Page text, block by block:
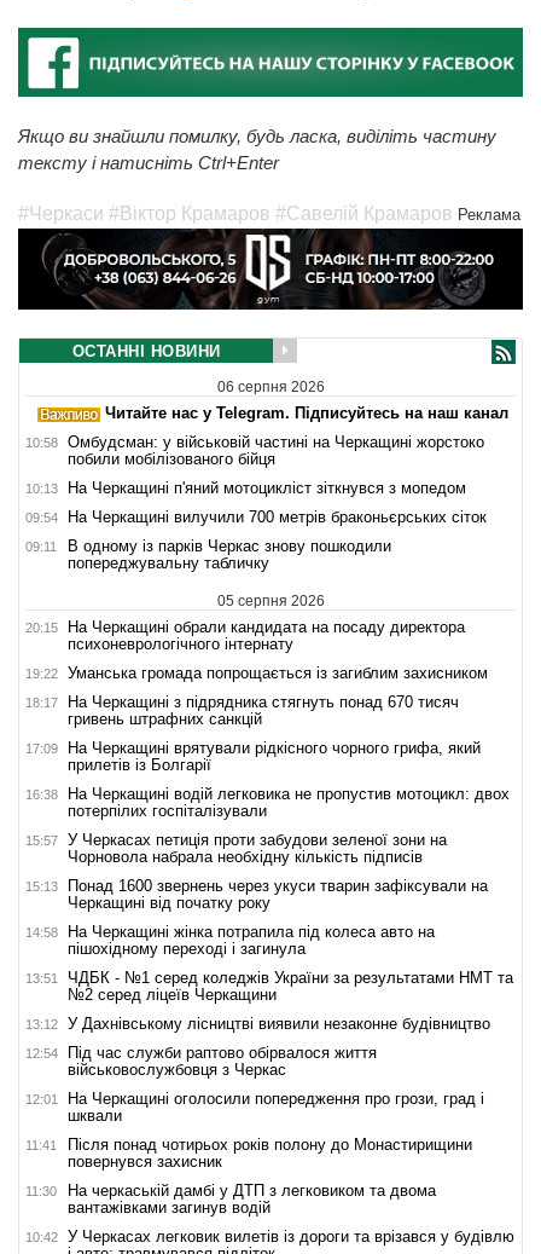
Якщо ви знайшли помилку, будь ласка, виділіть частину
тексту і натисніть Ctrl+Enter
#Черкаси #Віктор Крамаров #Савелій Крамаров Реклама
ОСТАННІ НОВИНИ
06 серпня 2026
Читайте нас у Telegram. Підписуйтесь на наш канал
10:58
Омбудсман: у військовій частині на Черкащині жорстоко
побили мобілізованого бійця
10:13 На Черкащині п'яний мотоцикліст зіткнувся з мопедом
09:54 На Черкащині вилучили 700 метрів браконьєрських сіток
09:11
В одному із парків Черкас знову пошкодили
попереджувальну табличку
05 серпня 2026
20:15
На Черкащині обрали кандидата на посаду директора
психоневрологічного інтернату
19:22 Уманська громада попрощається із загиблим захисником
18:17
На Черкащині з підрядника стягнуть понад 670 тисяч
гривень штрафних санкцій
17:09
На Черкащині врятували рідкісного чорного грифа, який
прилетів із Болгарії
16:38
На Черкащині водій легковика не пропустив мотоцикл: двох
потерпілих госпіталізували
15:57
У Черкасах петиція проти забудови зеленої зони на
Чорновола набрала необхідну кількість підписів
15:13
Понад 1600 звернень через укуси тварин зафіксували на
Черкащині від початку року
14:58
На Черкащині жінка потрапила під колеса авто на
пішохідному переході і загинула
13:51
ЧДБК - №1 серед коледжів України за результатами НМТ та
№2 серед ліцеїв Черкащини
13:12 У Дахнівському лісництві виявили незаконне будівництво
12:54
Під час служби раптово обірвалося життя
військовослужбовця з Черкас
12:01
На Черкащині оголосили попередження про грози, град і
шквали
11:41
Після понад чотирьох років полону до Монастирищини
повернувся захисник
11:30
На черкаській дамбі у ДТП з легковиком та двома
вантажівками загинув водій
10:42
У Черкасах легковик вилетів із дороги та врізався у будівлю